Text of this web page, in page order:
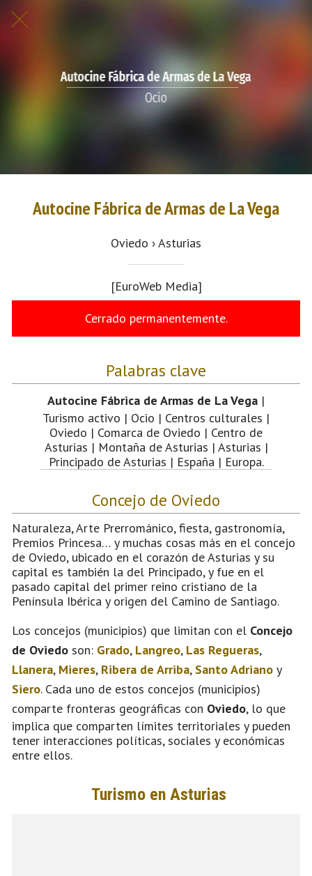
Autocine Fábrica de Armas de La Vega
Oviedo › Asturias
[EuroWeb Media]
Cerrado permanentemente.
Palabras clave
Autocine Fábrica de Armas de La Vega |
Turismo activo | Ocio | Centros culturales |
Oviedo | Comarca de Oviedo | Centro de
Asturias | Montaña de Asturias | Asturias |
Principado de Asturias | España | Europa.
Concejo de Oviedo
Naturaleza, Arte Prerrománico, fiesta, gastronomía,
Premios Princesa… y muchas cosas más en el concejo
de Oviedo, ubicado en el corazón de Asturias y su
capital es también la del Principado, y fue en el
pasado capital del primer reino cristiano de la
Península Ibérica y origen del Camino de Santiago.
Los concejos (municipios) que limitan con el Concejo
de Oviedo son: Grado, Langreo, Las Regueras,
Llanera, Mieres, Ribera de Arriba, Santo Adriano y
Siero. Cada uno de estos concejos (municipios)
comparte fronteras geográficas con Oviedo, lo que
implica que comparten límites territoriales y pueden
tener interacciones políticas, sociales y económicas
entre ellos.